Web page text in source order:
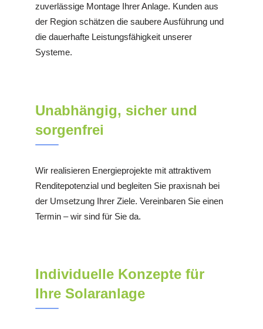
zuverlässige Montage Ihrer Anlage. Kunden aus
der Region schätzen die saubere Ausführung und
die dauerhafte Leistungsfähigkeit unserer
Systeme.
Unabhängig, sicher und
sorgenfrei
Wir realisieren Energieprojekte mit attraktivem
Renditepotenzial und begleiten Sie praxisnah bei
der Umsetzung Ihrer Ziele. Vereinbaren Sie einen
Termin – wir sind für Sie da.
Individuelle Konzepte für
Ihre Solaranlage